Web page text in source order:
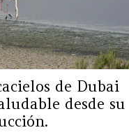
de Dubai
desde su